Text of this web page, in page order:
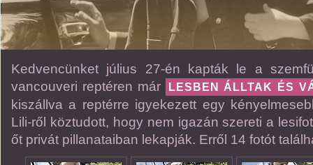
Kedvencünket július 27-én kapták le a
vancouveri reptéren már
LESBEN ÁLLTAK ÉS
kiszállva a reptérre igyekezett egy
Lili-ről köztudott, hogy nem igazán szereti a
őt privát pillanataiban lekapják. Erről 14 fotót